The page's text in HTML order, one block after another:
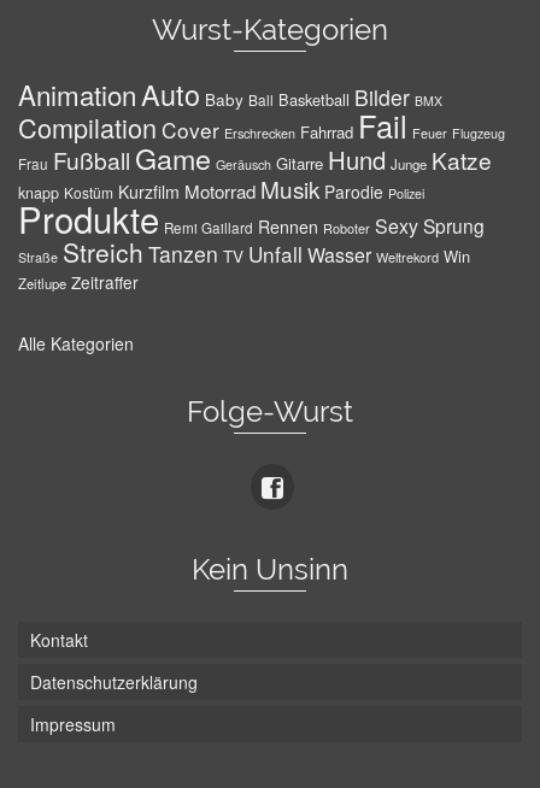
Wurst-Kategorien
AnimationAuto Baby Ball Basketball Bilder BMX
Compilation Cover Erschrecken Fahrrad Fail Feuer Flugzeug
Frau Fußball Game Geräusch Gitarre Hund Junge Katze
knapp Kostüm Kurzfilm Motorrad Musik Parodie Polizei
Produkte Remi Gaillard Rennen Roboter SexySprung
Straße Streich Tanzen TV Unfall Wasser Weltrekord Win
Zeitlupe Zeitraffer
Alle Kategorien
Folge-Wurst
Kein Unsinn
Kontakt
Datenschutzerklärung
Impressum